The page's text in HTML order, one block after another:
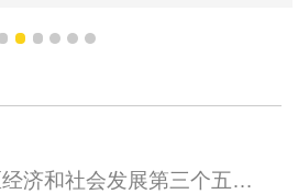
1 2 3 4 5 6
经济和社会发展第三个五年